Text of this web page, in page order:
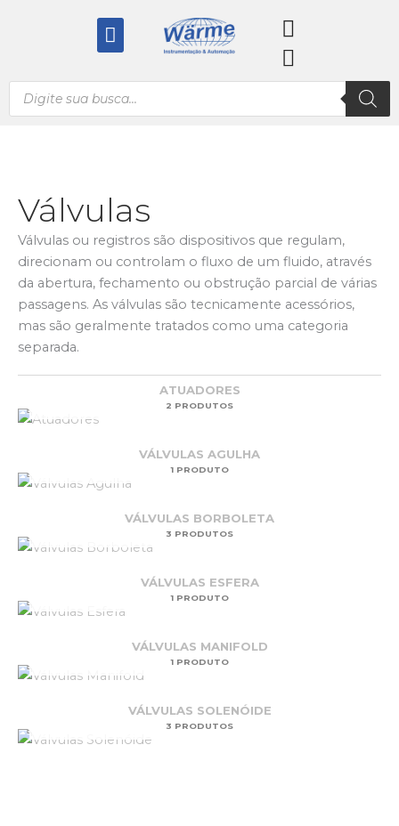
Menu
Pesquisar
produtos
Válvulas
Válvulas ou registros são dispositivos que regulam,
direcionam ou controlam o fluxo de um fluido, através
da abertura, fechamento ou obstrução parcial de várias
passagens. As válvulas são tecnicamente acessórios,
mas são geralmente tratados como uma categoria
separada.
ATUADORES
2 PRODUTOS
VÁLVULAS AGULHA
1 PRODUTO
VÁLVULAS BORBOLETA
3 PRODUTOS
VÁLVULAS ESFERA
1 PRODUTO
VÁLVULAS MANIFOLD
1 PRODUTO
VÁLVULAS SOLENÓIDE
3 PRODUTOS